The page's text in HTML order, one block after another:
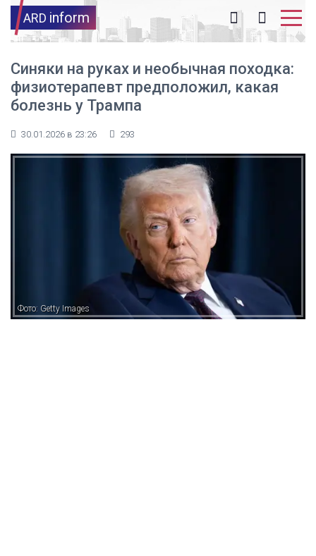
ARD inform
Синяки на руках и необычная походка:
физиотерапевт предположил, какая
болезнь у Трампа
30.01.2026 в 23:26 293
Фото: Getty Images